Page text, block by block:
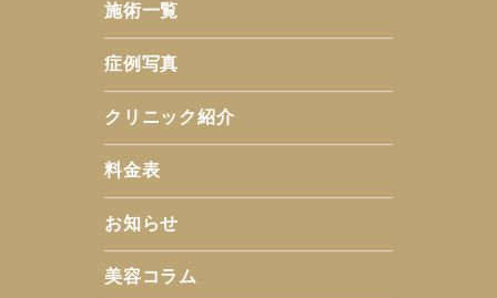
施術一覧
症例写真
クリニック紹介
料金表
お知らせ
美容コラム